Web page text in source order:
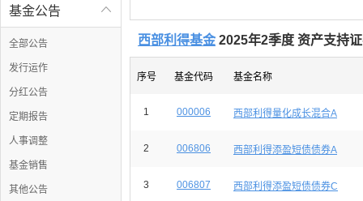

基金公告
全部公告
发行运作
分红公告
定期报告
人事调整
基金销售
其他公告
西部利得基金 2025年2季度 资产支持
序号 基金代码 基金名称
1 000006 西部利得量化成长混合A
2 006806 西部利得添盈短债债券A
3 006807 西部利得添盈短债债券C